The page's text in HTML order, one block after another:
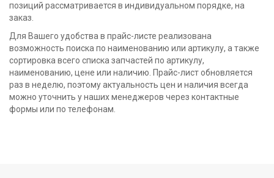
позиций рассматривается в индивидуальном порядке, на
заказ.
Для Вашего удобства в прайс-листе реализована
возможность поиска по наименованию или артикулу, а также
сортировка всего списка запчастей по артикулу,
наименованию, цене или наличию. Прайс-лист обновляется
раз в неделю, поэтому актуальность цен и наличия всегда
можно уточнить у наших менеджеров через контактные
формы или по телефонам.